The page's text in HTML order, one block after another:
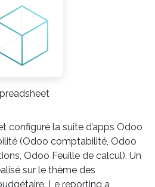
configuré la suite d’apps Odoo
(Odoo comptabilité, Odoo
Odoo Feuille de calcul). Un
sur le thème des
Le reporting a